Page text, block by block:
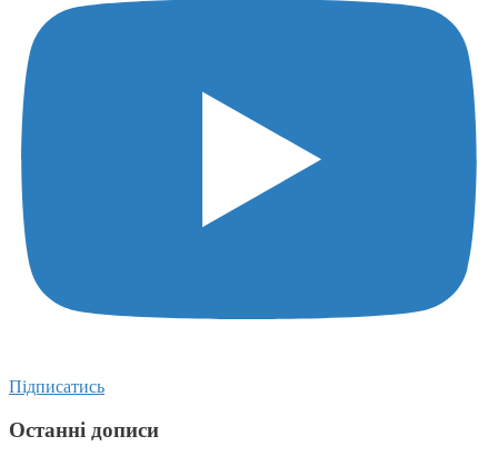
Підписатись
Останні дописи